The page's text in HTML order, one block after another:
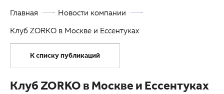
Партнерам
Закупки
Клуб офтальмологов
Другие заболевания глаз
Детская офтальмология
Оптика
Главная
Новости компании
Клуб ZORKO в Москве и Ессентуках
К списку публикаций
Клуб ZORKO в Москве и Ессентуках